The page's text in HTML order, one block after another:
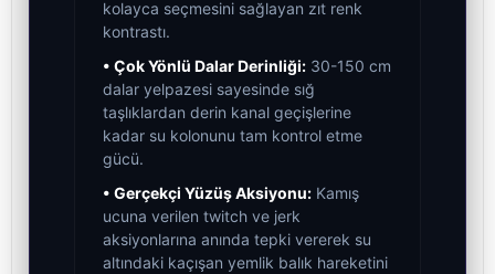
kolayca seçmesini sağlayan zıt renk
kontrastı.
• Çok Yönlü Dalar Derinliği: 30-150 cm
dalar yelpazesi sayesinde sığ
taşlıklardan derin kanal geçişlerine
kadar su kolonunu tam kontrol etme
gücü.
• Gerçekçi Yüzüş Aksiyonu: Kamış
ucuna verilen twitch ve jerk
aksiyonlarına anında tepki vererek su
altındaki kaçışan yemlik balık hareketini